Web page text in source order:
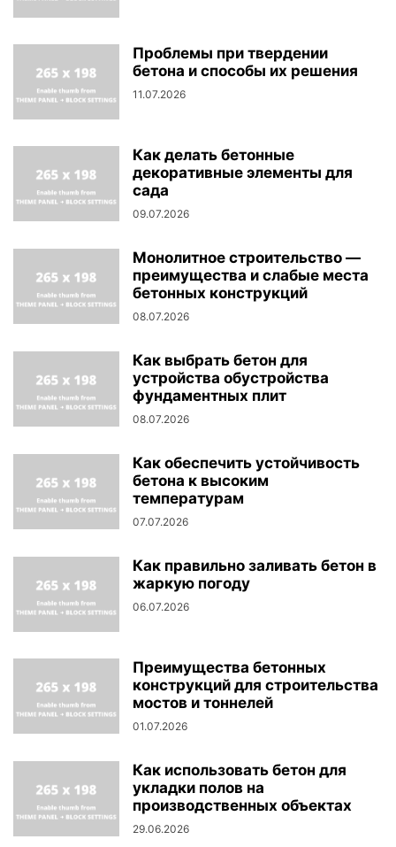
Проблемы при твердении
бетона и способы их решения
11.07.2026
Как делать бетонные
декоративные элементы для
сада
09.07.2026
Монолитное строительство —
преимущества и слабые места
бетонных конструкций
08.07.2026
Как выбрать бетон для
устройства обустройства
фундаментных плит
08.07.2026
Как обеспечить устойчивость
бетона к высоким
температурам
07.07.2026
Как правильно заливать бетон в
жаркую погоду
06.07.2026
Преимущества бетонных
конструкций для строительства
мостов и тоннелей
01.07.2026
Как использовать бетон для
укладки полов на
производственных объектах
29.06.2026